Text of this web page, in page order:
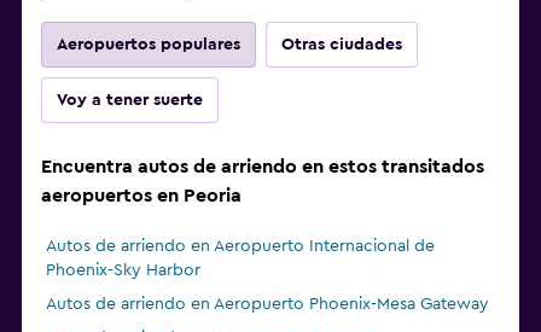
Aeropuertos populares Otras ciudades
Voy a tener suerte
Encuentra autos de arriendo en estos transitados
aeropuertos en Peoria
Autos de arriendo en Aeropuerto Internacional de
Phoenix-Sky Harbor
Autos de arriendo en Aeropuerto Phoenix-Mesa Gateway